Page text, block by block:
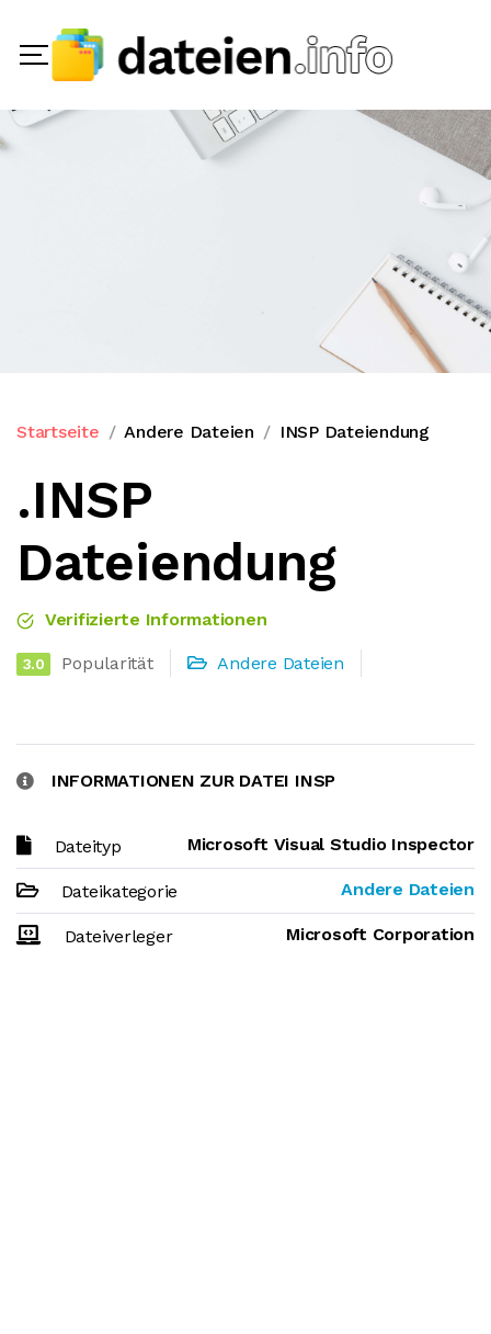
Startseite Andere Dateien INSP Dateiendung
.INSP
Dateiendung
Verifizierte Informationen
3.0 Popularität Andere Dateien
INFORMATIONEN ZUR DATEI INSP
Dateityp Microsoft Visual Studio Inspector
Dateikategorie Andere Dateien
Dateiverleger Microsoft Corporation